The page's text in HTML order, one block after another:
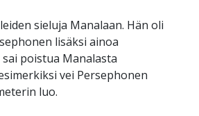
sieluja Manalaan. Hän oli
lisäksi ainoa
poistua Manalasta
vei Persephonen
luo.